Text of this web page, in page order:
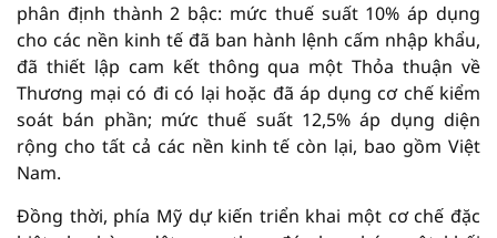
phân định thành 2 bậc: mức thuế suất 10% áp dụng
cho các nền kinh tế đã ban hành lệnh cấm nhập khẩu,
đã thiết lập cam kết thông qua một Thỏa thuận về
Thương mại có đi có lại hoặc đã áp dụng cơ chế kiểm
soát bán phần; mức thuế suất 12,5% áp dụng diện
rộng cho tất cả các nền kinh tế còn lại, bao gồm Việt
Nam.
Đồng thời, phía Mỹ dự kiến triển khai một cơ chế đặc